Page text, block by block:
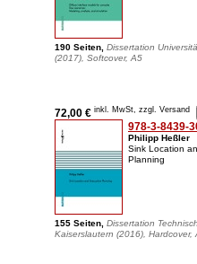
190 Seiten, Dissertation
(2017), Softcover, A5
72,00 € inkl. MwSt, zzgl. Versand
978-3-8439-
Philipp Heßler
Sink Location
Planning
155 Seiten, Dissertation
Kaiserslautern (2016), Hardcover,